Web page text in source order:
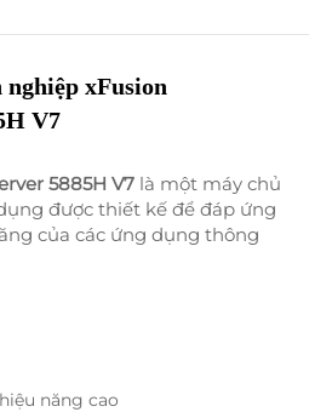
xFusion
V7
5885H V7 là một máy chủ
được thiết kế để đáp ứng
của các ứng dụng thông
năng cao